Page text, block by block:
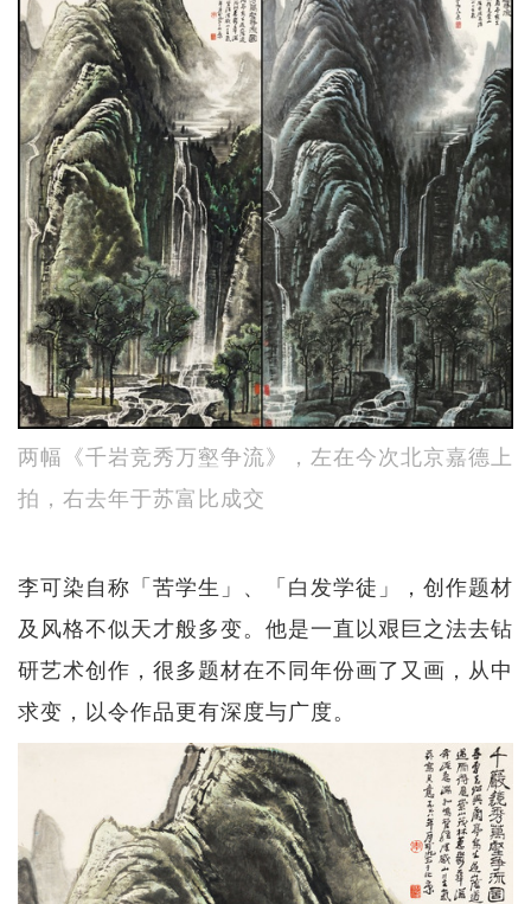
两幅《千岩竞秀万壑争流》，左在今次北京嘉德上
拍，右去年于苏富比成交
李可染自称「苦学生」、「白发学徒」，创作题材
及风格不似天才般多变。他是一直以艰巨之法去钻
研艺术创作，很多题材在不同年份画了又画，从中
求变，以令作品更有深度与广度。